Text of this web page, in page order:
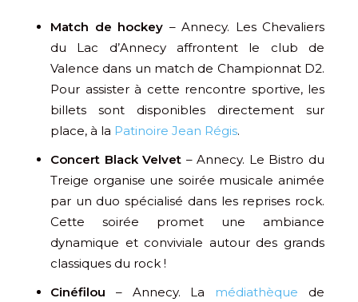
Match de hockey – Annecy. Les Chevaliers
du Lac d’Annecy affrontent le club de
Valence dans un match de Championnat D2.
Pour assister à cette rencontre sportive, les
billets sont disponibles directement sur
place, à la Patinoire Jean Régis.
Concert Black Velvet – Annecy. Le Bistro du
Treige organise une soirée musicale animée
par un duo spécialisé dans les reprises rock.
Cette soirée promet une ambiance
dynamique et conviviale autour des grands
classiques du rock !
Cinéfilou – Annecy. La médiathèque de